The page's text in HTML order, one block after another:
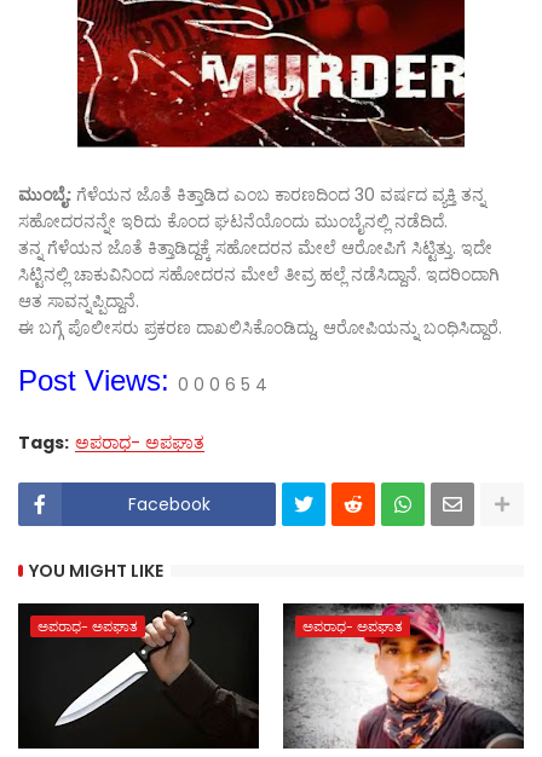
ಮುಂಬೈ: ಗೆಳೆಯನ ಜೊತೆ ಕಿತ್ತಾಡಿದ ಎಂಬ ಕಾರಣದಿಂದ 30 ವರ್ಷದ ವ್ಯಕ್ತಿ ತನ್ನ
ಸಹೋದರನನ್ನೇ ಇರಿದು ಕೊಂದ ಘಟನೆಯೊಂದು ಮುಂಬೈನಲ್ಲಿ ನಡೆದಿದೆ.
ತನ್ನ ಗೆಳೆಯನ ಜೊತೆ ಕಿತ್ತಾಡಿದ್ದಕ್ಕೆ ಸಹೋದರನ ಮೇಲೆ ಆರೋಪಿಗೆ ಸಿಟ್ಟಿತ್ತು. ಇದೇ
ಸಿಟ್ಟಿನಲ್ಲಿ ಚಾಕುವಿನಿಂದ ಸಹೋದರನ ಮೇಲೆ ತೀವ್ರ ಹಲ್ಲೆ ನಡೆಸಿದ್ದಾನೆ. ಇದರಿಂದಾಗಿ
ಆತ ಸಾವನ್ನಪ್ಪಿದ್ದಾನೆ.
ಈ ಬಗ್ಗೆ ಪೊಲೀಸರು ಪ್ರಕರಣ ದಾಖಲಿಸಿಕೊಂಡಿದ್ದು, ಆರೋಪಿಯನ್ನು ಬಂಧಿಸಿದ್ದಾರೆ.
Post Views: 0 0 0 6 5 4
Tags: ಅಪರಾಧ- ಅಪಘಾತ
Facebook
YOU MIGHT LIKE
ಅಪರಾಧ- ಅಪಘಾತ ಅಪರಾಧ- ಅಪಘಾತ